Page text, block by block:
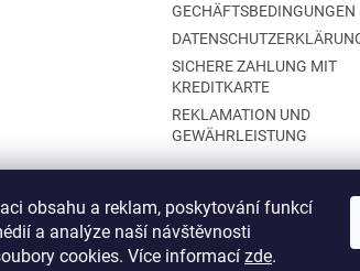
obsahu a reklam, poskytování funkcí
a analýze naší návštěvnosti
cookies. Více informací zde.
GECHÄFTSBEDINGUNGEN
SICHERE ZAHLUNG MIT
KREDITKARTE
REKLAMATION UND
GEWÄHRLEISTUNG